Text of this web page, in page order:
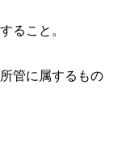
ること。
管に属するもの